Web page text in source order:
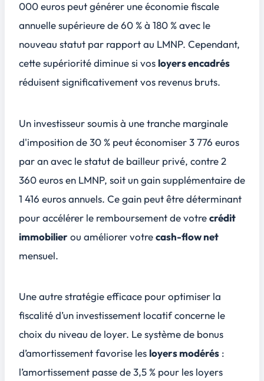
000 euros peut générer une économie fiscale
annuelle supérieure de 60 % à 180 % avec le
nouveau statut par rapport au LMNP. Cependant,
cette supériorité diminue si vos loyers encadrés
réduisent significativement vos revenus bruts.
Un investisseur soumis à une tranche marginale
d'imposition de 30 % peut économiser 3 776 euros
par an avec le statut de bailleur privé, contre 2
360 euros en LMNP, soit un gain supplémentaire de
1 416 euros annuels. Ce gain peut être déterminant
pour accélérer le remboursement de votrecrédit
immobilierou améliorer votrecash-flow net
mensuel.
Une autre stratégie efficace pour optimiser la
fiscalité d’un investissement locatif concerne le
choix du niveau de loyer. Le système de bonus
d’amortissement favorise les loyers modérés :
l’amortissement passe de 3,5 % pour les loyers